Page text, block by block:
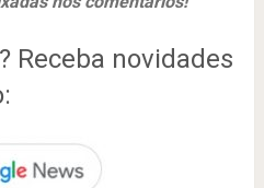
Receba novidades